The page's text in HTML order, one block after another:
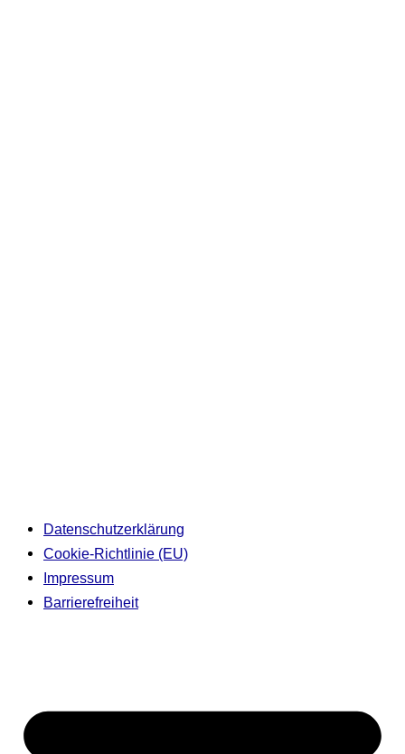
Datenschutzerklärung
Cookie-Richtlinie (EU)
Impressum
Barrierefreiheit